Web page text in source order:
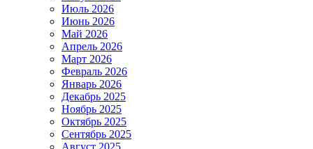
Июль 2026
Июнь 2026
Май 2026
Апрель 2026
Март 2026
Февраль 2026
Январь 2026
Декабрь 2025
Ноябрь 2025
Октябрь 2025
Сентябрь 2025
Август 2025